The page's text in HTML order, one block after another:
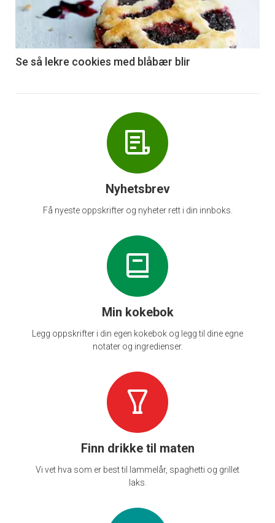
nå
6
Se så lekre cookies med blåbær blir
Nyhetsbrev
Få nyeste oppskrifter og nyheter rett i din innboks.
Min kokebok
Legg oppskrifter i din egen kokebok og legg til dine egne
notater og ingredienser.
Finn drikke til maten
Vi vet hva som er best til lammelår, spaghetti og grillet
laks.